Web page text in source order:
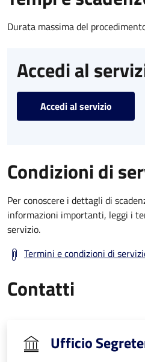
Durata massima del
Accedi al
Accedi al servizio
Condizioni di
Per conoscere i dettagli di
informazioni importanti, leggi i
servizio.
Termini e condizioni di
Contatti
Ufficio